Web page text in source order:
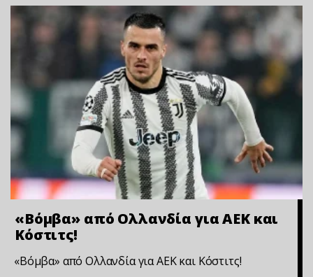
«Βόμβα» από Ολλανδία για ΑΕΚ και
Κόστιτς!
«Βόμβα» από Ολλανδία για ΑΕΚ και Κόστιτς!